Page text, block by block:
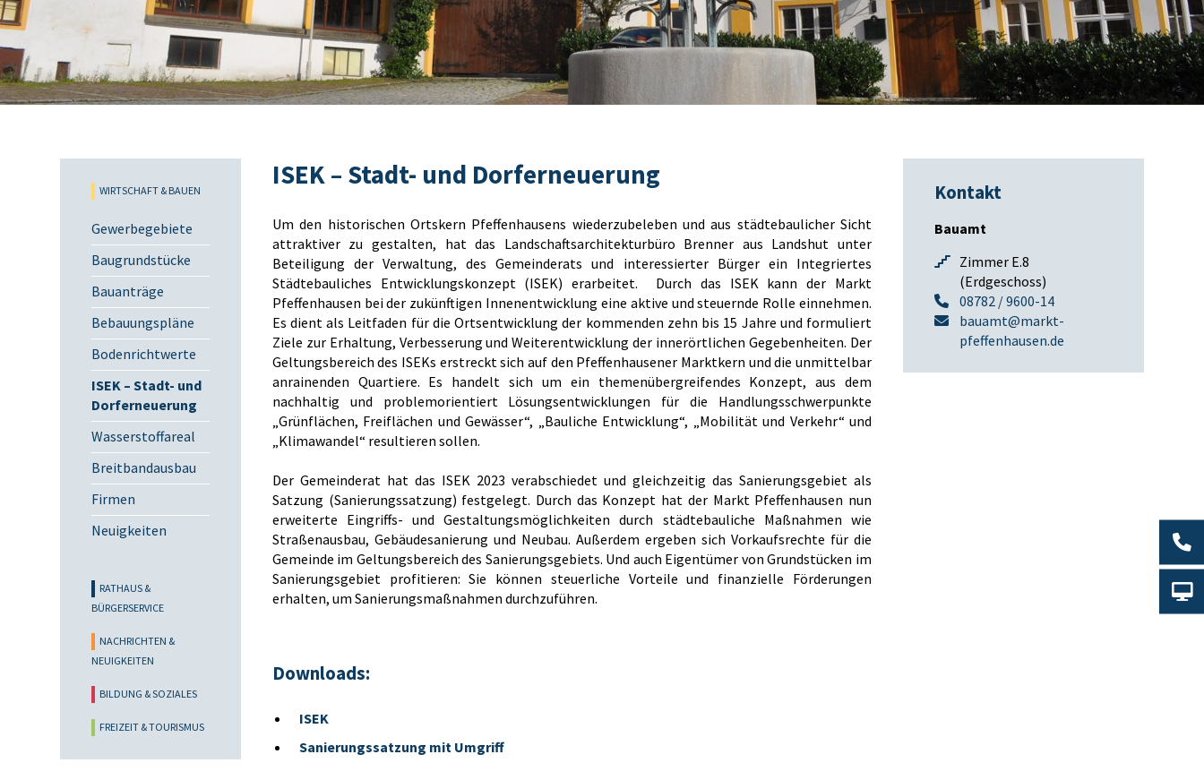
WIRTSCHAFT & BAUEN
Gewerbegebiete
Baugrundstücke
Bauanträge
Bebauungspläne
Bodenrichtwerte
ISEK – Stadt- und
Dorferneuerung
Wasserstoffareal
Breitbandausbau
Firmen
Neuigkeiten
RATHAUS &
BÜRGERSERVICE
NACHRICHTEN &
NEUIGKEITEN
BILDUNG & SOZIALES
FREIZEIT & TOURISMUS
ISEK – Stadt- und Dorferneuerung
Um den historischen Ortskern Pfeffenhausens wiederzubeleben und aus städtebaulicher Sicht
attraktiver zu gestalten, hat das Landschaftsarchitekturbüro Brenner aus Landshut unter
Beteiligung der Verwaltung, des Gemeinderats und interessierter Bürger ein Integriertes
Städtebauliches Entwicklungskonzept (ISEK) erarbeitet. Durch das ISEK kann der Markt
Pfeffenhausen bei der zukünftigen Innenentwicklung eine aktive und steuernde Rolle einnehmen.
Es dient als Leitfaden für die Ortsentwicklung der kommenden zehn bis 15 Jahre und formuliert
Ziele zur Erhaltung, Verbesserung und Weiterentwicklung der innerörtlichen Gegebenheiten. Der
Geltungsbereich des ISEKs erstreckt sich auf den Pfeffenhausener Marktkern und die unmittelbar
anrainenden Quartiere. Es handelt sich um ein themenübergreifendes Konzept, aus dem
nachhaltig und problemorientiert Lösungsentwicklungen für die Handlungsschwerpunkte
„Grünflächen, Freiflächen und Gewässer“, „Bauliche Entwicklung“, „Mobilität und Verkehr“ und
„Klimawandel“ resultieren sollen.
Der Gemeinderat hat das ISEK 2023 verabschiedet und gleichzeitig das Sanierungsgebiet als
Satzung (Sanierungssatzung) festgelegt. Durch das Konzept hat der Markt Pfeffenhausen nun
erweiterte Eingriffs- und Gestaltungsmöglichkeiten durch städtebauliche Maßnahmen wie
Straßenausbau, Gebäudesanierung und Neubau. Außerdem ergeben sich Vorkaufsrechte für die
Gemeinde im Geltungsbereich des Sanierungsgebiets. Und auch Eigentümer von Grundstücken im
Sanierungsgebiet profitieren: Sie können steuerliche Vorteile und finanzielle Förderungen
erhalten, um Sanierungsmaßnahmen durchzuführen.
Downloads:
ISEK
Sanierungssatzung mit Umgriff
Kontakt
Bauamt
Zimmer E.8
(Erdgeschoss)
08782 / 9600-14
bauamt@markt-
pfeffenhausen.de